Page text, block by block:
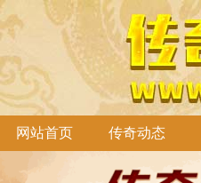
网站首页 传奇动态